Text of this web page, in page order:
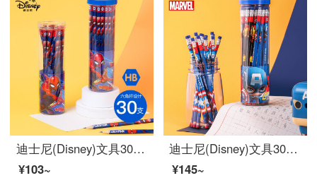
迪士尼(Disney)文具30支HB原木书写铅笔 小学生书写铅笔写字笔 儿童卡通铅笔 漫威系列E0263A
¥103~
迪士尼(Disney)文具30支HB原木书写铅笔 小学生铅笔写字笔 儿童卡通铅笔 漫威系列E0046A
¥145~